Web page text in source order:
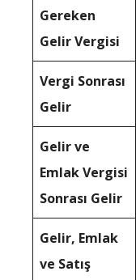
Gereken
Gelir Vergisi
Vergi Sonrası
Gelir
Gelir ve
Emlak Vergisi
Sonrası Gelir
Gelir, Emlak
ve Satış